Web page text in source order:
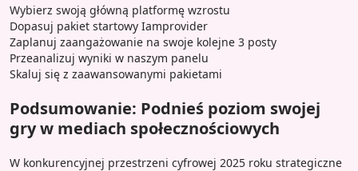
Wybierz swoją główną platformę wzrostu
Dopasuj pakiet startowy Iamprovider
Zaplanuj zaangażowanie na swoje kolejne 3 posty
Przeanalizuj wyniki w naszym panelu
Skaluj się z zaawansowanymi pakietami
Podsumowanie: Podnieś poziom swojej
gry w mediach społecznościowych
W konkurencyjnej przestrzeni cyfrowej 2025 roku strategiczne